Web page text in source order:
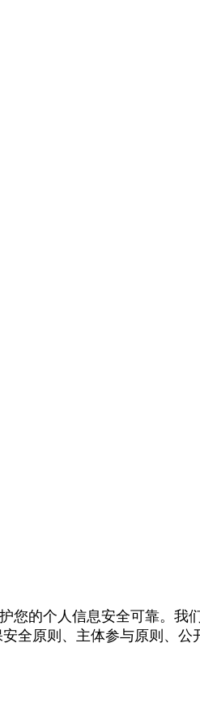
您的个人信息安全可靠。我
全原则、主体参与原则、公